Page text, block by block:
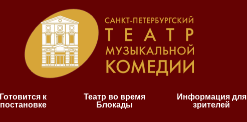
Готовится к
постановке
Театр во время
Блокады
Информация для
зрителей